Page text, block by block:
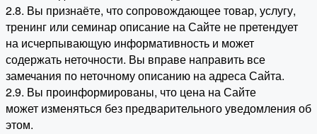
2.8. Вы признаёте, что сопровождающее товар, услугу,
тренинг или семинар описание на Сайте не претендует
на исчерпывающую информативность и может
содержать неточности. Вы вправе направить все
замечания по неточному описанию на адреса Сайта.
2.9. Вы проинформированы, что цена на Сайте
может изменяться без предварительного уведомления об
этом.